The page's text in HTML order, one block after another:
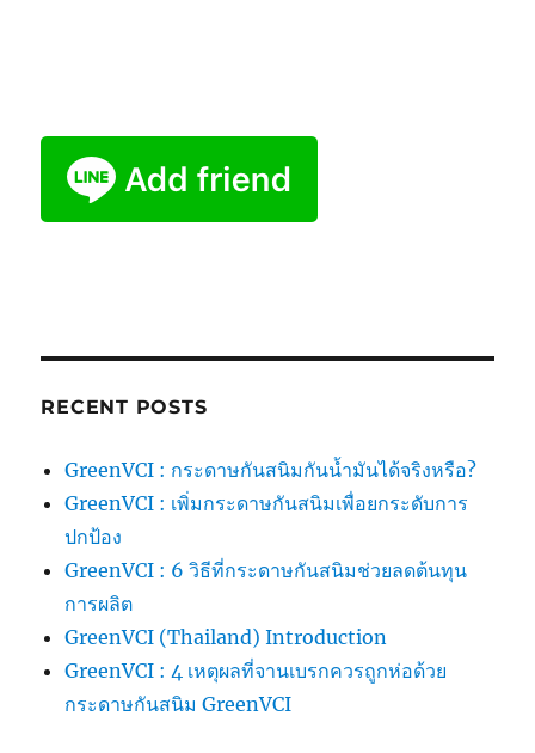
RECENT POSTS
GreenVCI : กระดาษกันสนิมกันน้ำมันได้จริงหรือ?
GreenVCI : เพิ่มกระดาษกันสนิมเพื่อยกระดับการ
ปกป้อง
GreenVCI : 6 วิธีที่กระดาษกันสนิมช่วยลดต้นทุน
การผลิต
GreenVCI (Thailand) Introduction
GreenVCI : 4 เหตุผลที่จานเบรกควรถูกห่อด้วย
กระดาษกันสนิม GreenVCI